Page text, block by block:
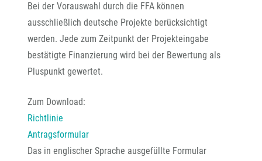
Bei der Vorauswahl durch die FFA können
ausschließlich deutsche Projekte berücksichtigt
werden. Jede zum Zeitpunkt der Projekteingabe
bestätigte Finanzierung wird bei der Bewertung als
Pluspunkt gewertet.
Zum Download:
Richtlinie
Antragsformular
Das in englischer Sprache ausgefüllte Formular